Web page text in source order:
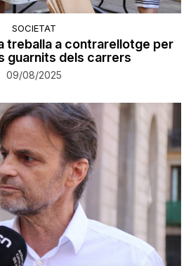
SOCIETAT
treballa a contrarellotge per
guarnits dels carrers
09/08/2025